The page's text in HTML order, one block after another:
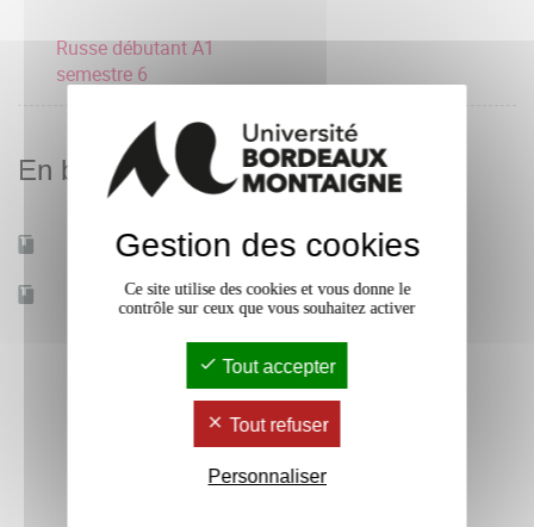
Russe débutant A1
semestre 6
En bref
Mobilité d'études Oui
Accessible à distance Non
Gestion des cookies
Ce site utilise des cookies et vous donne le
contrôle sur ceux que vous souhaitez activer
Tout accepter
Tout refuser
Personnaliser